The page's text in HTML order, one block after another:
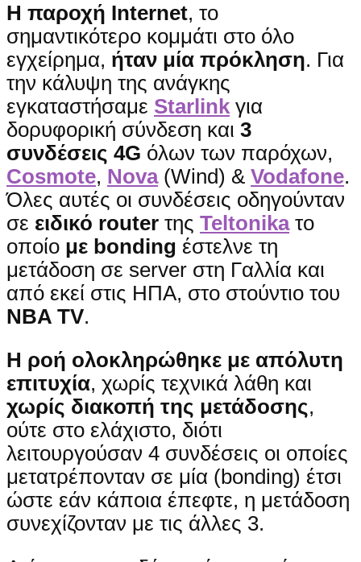
Η παροχή Internet, το
σημαντικότερο κομμάτι στο όλο
εγχείρημα, ήταν μία πρόκληση. Για
την κάλυψη της ανάγκης
εγκαταστήσαμε Starlink για
δορυφορική σύνδεση και 3
συνδέσεις 4G όλων των παρόχων,
Cosmote, Nova(Wind) & Vodafone.
Όλες αυτές οι συνδέσεις οδηγούνταν
σε ειδικό router της Teltonikaτο
οποίο με bonding έστελνε τη
μετάδοση σε server στη Γαλλία και
από εκεί στις ΗΠΑ, στο στούντιο του
NBA TV.
Η ροή ολοκληρώθηκε με απόλυτη
επιτυχία, χωρίς τεχνικά λάθη και
χωρίς διακοπή της μετάδοσης,
ούτε στο ελάχιστο, διότι
λειτουργούσαν 4 συνδέσεις οι οποίες
μετατρέπονταν σε μία (bonding) έτσι
ώστε εάν κάποια έπεφτε, η μετάδοση
συνεχίζονταν με τις άλλες 3.